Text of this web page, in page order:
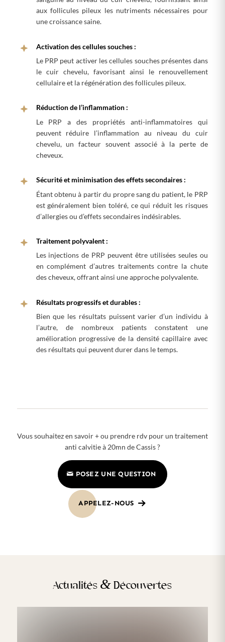
aux follicules pileux les nutriments nécessaires pour
une croissance saine.
Activation des cellules souches :
Le PRP peut activer les cellules souches présentes dans
le cuir chevelu, favorisant ainsi le renouvellement
cellulaire et la régénération des follicules pileux.
Réduction de l’inflammation :
Le PRP a des propriétés anti-inflammatoires qui
peuvent réduire l’inflammation au niveau du cuir
chevelu, un facteur souvent associé à la perte de
cheveux.
Sécurité et minimisation des effets secondaires :
Étant obtenu à partir du propre sang du patient, le PRP
est généralement bien toléré, ce qui réduit les risques
d’allergies ou d’effets secondaires indésirables.
Traitement polyvalent :
Les injections de PRP peuvent être utilisées seules ou
en complément d’autres traitements contre la chute
des cheveux, offrant ainsi une approche polyvalente.
Résultats progressifs et durables :
Bien que les résultats puissent varier d’un individu à
l’autre, de nombreux patients constatent une
amélioration progressive de la densité capillaire avec
des résultats qui peuvent durer dans le temps.
Vous souhaitez en savoir + ou prendre rdv pour un traitement
anti calvitie à 20mn de Cassis ?
POSEZ UNE QUESTION
APPELEZ-NOUS
Actualités & Découvertes